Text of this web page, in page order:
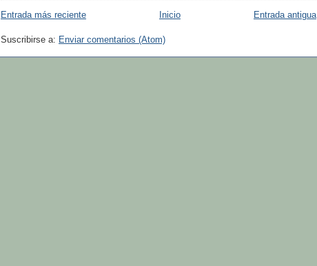
Entrada más reciente Entrada antigua
Inicio
Suscribirse a: Enviar comentarios (Atom)